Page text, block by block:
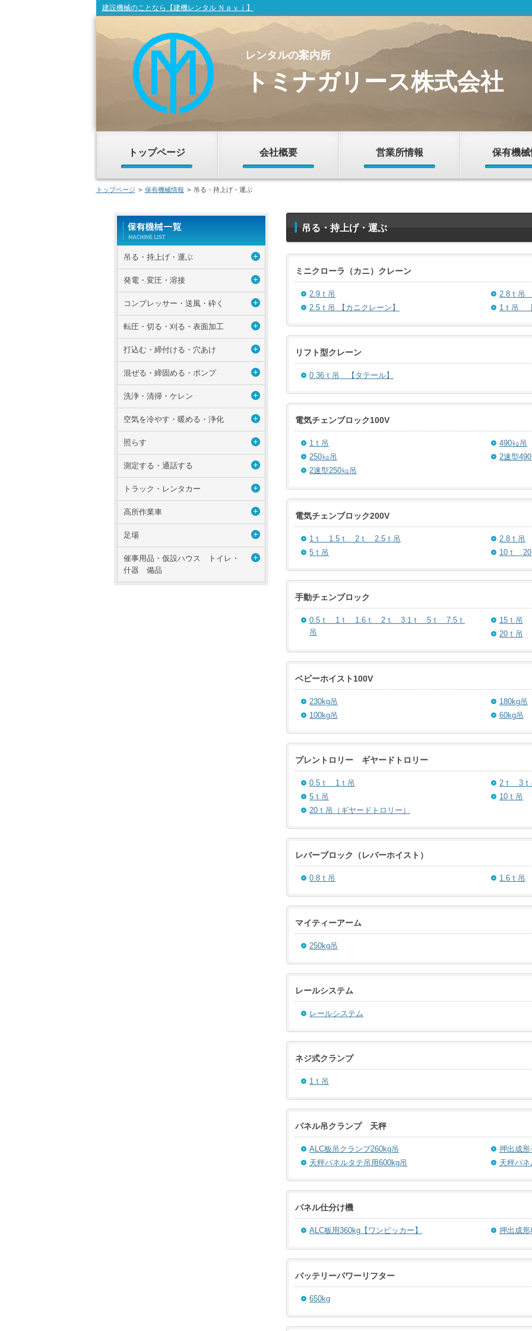
建設機械のことなら【建機レンタル Ｎａｖｉ】
レンタルの案内所
トミナガリース株式会社
トップページ 会社概要 営業所情報 保有機械
トップページ > 保有機械情報 > 吊る・持上げ・運ぶ
吊る・持上げ・運ぶ
ミニクローラ（カニ）クレーン
2.9ｔ吊
2.8ｔ吊
2.5ｔ吊 【カニクレーン】
1ｔ吊 【
リフト型クレーン
0.36ｔ吊 【タテール】
電気チェンブロック100V
1ｔ吊
490㎏吊
250㎏吊
2速型
2速型250㎏吊
電気チェンブロック200V
1ｔ 1.5ｔ 2ｔ 2.5ｔ吊
2.8ｔ吊
5ｔ吊
10ｔ 20
手動チェンブロック
0.5ｔ 1ｔ 1.6ｔ 2ｔ 3.1ｔ 5ｔ 7.5ｔ
吊
15ｔ吊
20ｔ吊
ベビーホイスト100V
230kg吊
180kg吊
100kg吊
60kg吊
プレントロリー ギヤードトロリー
0.5ｔ 1ｔ吊
2ｔ 3ｔ
5ｔ吊
10ｔ吊
20ｔ吊（ギヤードトロリー）
レバーブロック（レバーホイスト）
0.8ｔ吊 1.6ｔ吊
マイティーアーム
250kg吊
レールシステム
レールシステム
ネジ式クランプ
1ｔ吊
パネル吊クランプ 天秤
ALC板吊クランプ260kg吊
押出成形
天秤パネルタテ吊用600kg吊
天秤パ
パネル仕分け機
ALC板用360kg【ワンピッカー】 押出成形
バッテリーパワーリフター
650kg
吊る・持上げ・運ぶ
発電・変圧・溶接
コンプレッサー・送風・砕く
転圧・切る・刈る・表面加工
打込む・締付ける・穴あけ
混ぜる・締固める・ポンプ
洗浄・清掃・ケレン
空気を冷やす・暖める・浄化
照らす
測定する・通話する
トラック・レンタカー
高所作業車
足場
催事用品・仮設ハウス トイレ・
什器 備品